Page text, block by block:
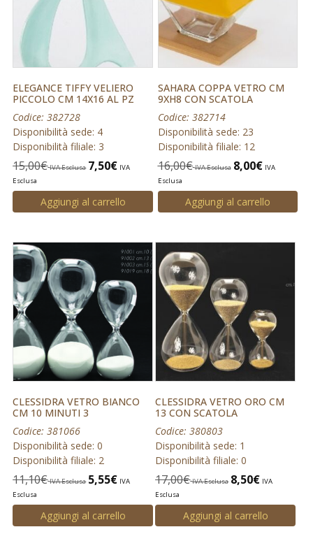
ELEGANCE TIFFY VELIERO
PICCOLO CM 14X16 AL PZ
Codice: 382728
Disponibilità sede: 4
Disponibilità filiale: 3
15,00€ IVA Esclusa 7,50€ IVA
Esclusa
Aggiungi al carrello
SAHARA COPPA VETRO CM
9XH8 CON SCATOLA
Codice: 382714
Disponibilità sede: 23
Disponibilità filiale: 12
16,00€ IVA Esclusa 8,00€ IVA
Esclusa
Aggiungi al carrello
CLESSIDRA VETRO BIANCO
CM 10 MINUTI 3
Codice: 381066
Disponibilità sede: 0
Disponibilità filiale: 2
11,10€ IVA Esclusa 5,55€ IVA
Esclusa
Aggiungi al carrello
CLESSIDRA VETRO ORO CM
13 CON SCATOLA
Codice: 380803
Disponibilità sede: 1
Disponibilità filiale: 0
17,00€ IVA Esclusa 8,50€ IVA
Esclusa
Aggiungi al carrello